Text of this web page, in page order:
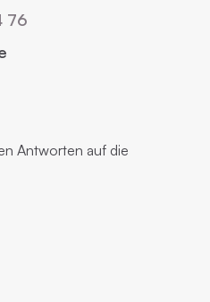
76
Antworten auf die